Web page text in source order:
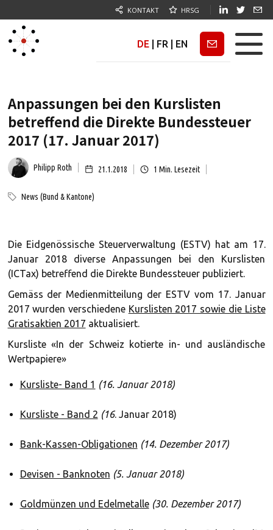
KONTAKT HRSG
DE FR EN Newsletter
Anpassungen bei den Kurslisten
betreffend die Direkte Bundessteuer
2017 (17. Januar 2017)
Philipp Roth 21.1.2018 1 Min. Lesezeit
News (Bund & Kantone)
Die Eidgenössische Steuerverwaltung (ESTV) hat am 17.
Januar 2018 diverse Anpassungen bei den Kurslisten
(ICTax) betreffend die Direkte Bundessteuer publiziert.
Gemäss der Medienmitteilung der ESTV vom 17. Januar
2017 wurden verschiedene Kurslisten 2017 sowie die Liste
Gratisaktien 2017 aktualisiert.
Kursliste «In der Schweiz kotierte in- und ausländische
Wertpapiere»
Kursliste- Band 1 (16. Januar 2018)
Kursliste - Band 2 (16. Januar 2018)
Bank-Kassen-Obligationen (14. Dezember 2017)
Devisen - Banknoten (5. Januar 2018)
Goldmünzen und Edelmetalle (30. Dezember 2017)